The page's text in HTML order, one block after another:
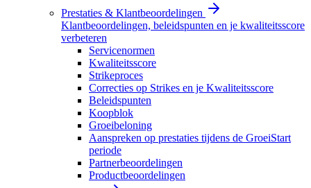
Prestaties & Klantbeoordelingen
Klantbeoordelingen, beleidspunten en je kwaliteitsscore
verbeteren
Servicenormen
Kwaliteitsscore
Strikeproces
Correcties op Strikes en je Kwaliteitsscore
Beleidspunten
Koopblok
Groeibeloning
Aanspreken op prestaties tijdens de GroeiStart
periode
Partnerbeoordelingen
Productbeoordelingen